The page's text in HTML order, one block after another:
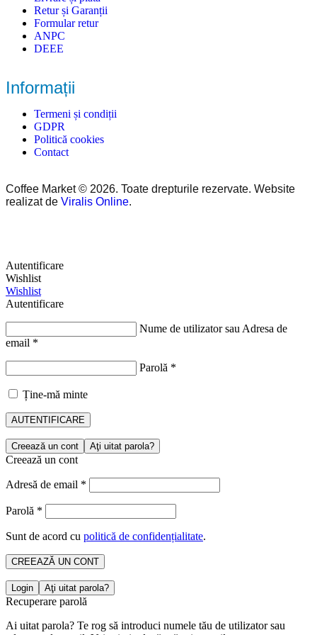
Retur și Garanții
Formular retur
ANPC
DEEE
Informații
Termeni și condiții
GDPR
Politică cookies
Contact
Coffee Market © 2026. Toate drepturile rezervate. Website
realizat de Viralis Online.
Autentificare
Wishlist
Wishlist
Autentificare
Nume de utilizator sau Adresa de
email *
Parolă *
Ține-mă minte
AUTENTIFICARE
Creează un cont Aţi uitat parola?
Creează un cont
Adresă de email *
Parolă *
Sunt de acord cu politică de confidențialitate.
CREEAZĂ UN CONT
Login Aţi uitat parola?
Recuperare parolă
Ai uitat parola? Te rog să introduci numele tău de utilizator sau